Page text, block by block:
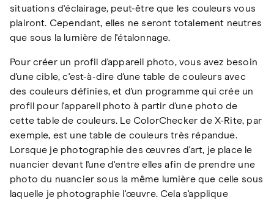
situations d'éclairage, peut-être que les couleurs vous
plairont. Cependant, elles ne seront totalement neutres
que sous la lumière de l'étalonnage.
Pour créer un profil d'appareil photo, vous avez besoin
d'une cible, c'est-à-dire d'une table de couleurs avec
des couleurs définies, et d'un programme qui crée un
profil pour l'appareil photo à partir d'une photo de
cette table de couleurs. Le ColorChecker de X-Rite, par
exemple, est une table de couleurs très répandue.
Lorsque je photographie des œuvres d'art, je place le
nuancier devant l'une d'entre elles afin de prendre une
photo du nuancier sous la même lumière que celle sous
laquelle je photographie l'œuvre. Cela s'applique